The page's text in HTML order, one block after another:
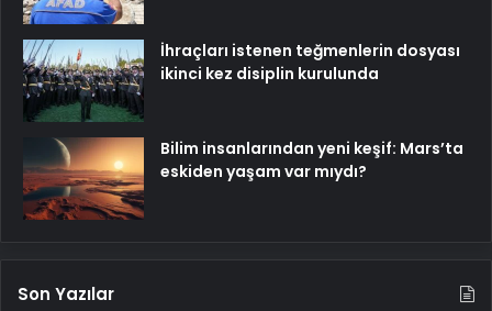
İhraçları istenen teğmenlerin dosyası
ikinci kez disiplin kurulunda
Bilim insanlarından yeni keşif: Mars’ta
eskiden yaşam var mıydı?
Son Yazılar